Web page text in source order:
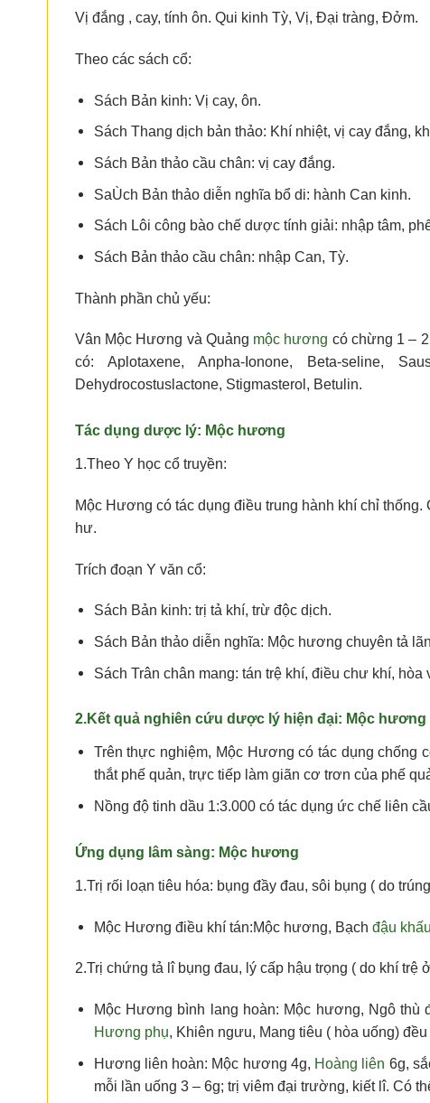
Vị đắng , cay, tính ôn. Qui kinh Tỳ, Vị, Đại tràng, Đởm.
Theo các sách cổ:
Sách Bản kinh: Vị cay, ôn.
Sách Thang dịch bản thảo: Khí nhiệt, vị cay đắng,
Sách Bản thảo cầu chân: vị cay đắng.
SaÙch Bản thảo diễn nghĩa bổ di: hành Can kinh.
Sách Lôi công bào chế dược tính giải: nhập tâm,
Sách Bản thảo cầu chân: nhập Can, Tỳ.
Thành phần chủ yếu:
Vân Mộc Hương và Quảng mộc hương có chừng 1 –
có: Aplotaxene, Anpha-Ionone, Beta-seline,
Dehydrocostuslactone, Stigmasterol, Betulin.
Tác dụng dược lý: Mộc hương
1.Theo Y học cổ truyền:
Mộc Hương có tác dụng điều trung hành khí chỉ
hư.
Trích đoạn Y văn cổ:
Sách Bản kinh: trị tả khí, trừ độc dịch.
Sách Bản thảo diễn nghĩa: Mộc hương chuyên tả
Sách Trân chân mang: tán trệ khí, điều chư khí, hòa
2.Kết quả nghiên cứu dược lý hiện đại: Mộc hương
Trên thực nghiệm, Mộc Hương có tác dụng chống
thắt phế quản, trực tiếp làm giãn cơ trơn của phế
Nồng độ tinh dầu 1:3.000 có tác dụng ức chế liên
Ứng dụng lâm sàng: Mộc hương
1.Trị rối loạn tiêu hóa: bụng đầy đau, sôi bụng ( do
Mộc Hương điều khí tán:Mộc hương, Bạch đậu khấu
2.Trị chứng tả lî bụng đau, lý cấp hậu trọng ( do khí trệ
Mộc Hương bình lang hoàn: Mộc hương, Ngô thù
Hương phụ, Khiên ngưu, Mang tiêu ( hòa uống)
Hương liên hoàn: Mộc hương 4g, Hoàng liên 6g,
mỗi lần uống 3 – 6g; trị viêm đại trường, kiết lî. Có